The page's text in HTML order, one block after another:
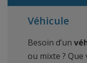
Véhicule
Besoin d’un
ou mixte ?